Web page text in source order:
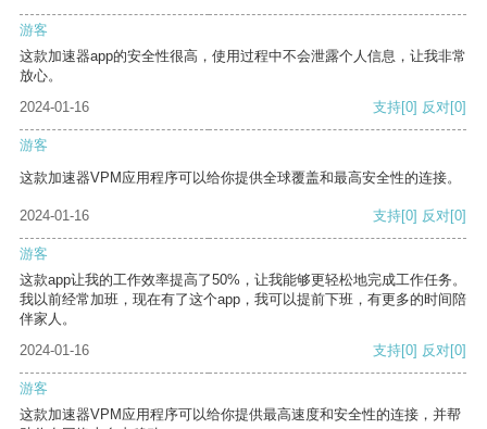
游客
这款加速器app的安全性很高，使用过程中不会泄露个人信息，让我非常
放心。
2024-01-16
支持[0] 反对[0]
游客
这款加速器VPM应用程序可以给你提供全球覆盖和最高安全性的连接。
2024-01-16 支持[0] 反对[0]
游客
这款app让我的工作效率提高了50%，让我能够更轻松地完成工作任务。
我以前经常加班，现在有了这个app，我可以提前下班，有更多的时间陪
伴家人。
2024-01-16
支持[0] 反对[0]
游客
这款加速器VPM应用程序可以给你提供最高速度和安全性的连接，并帮